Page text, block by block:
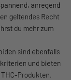
anregend
geltendes Recht
du mehr zum
sind ebenfalls
und bieten
Produkten.